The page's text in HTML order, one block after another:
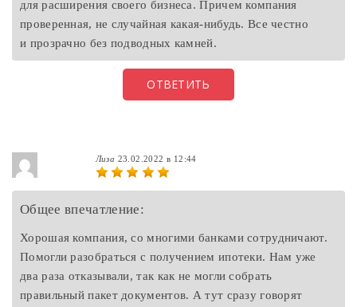
для расширения своего бизнеса. Причем компания
проверенная, не случайная какая-нибудь. Все честно
и прозрачно без подводных камней.
ОТВЕТИТЬ
Лиза 23.02.2022 в 12:44
Общее впечатление:
Хорошая компания, со многими банками сотрудничают.
Помогли разобраться с получением ипотеки. Нам уже
два раза отказывали, так как не могли собрать
правильный пакет документов. А тут сразу говорят